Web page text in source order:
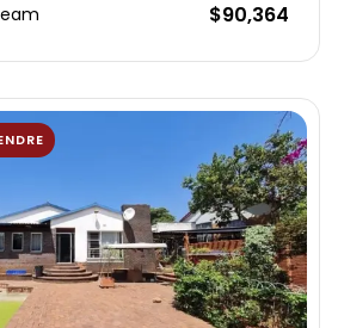
$90,364